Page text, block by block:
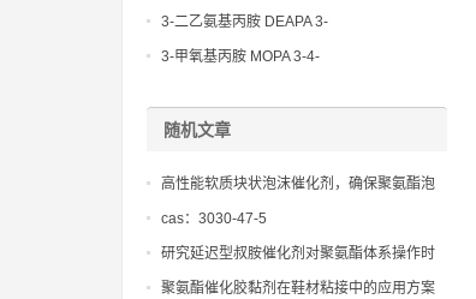
No10563-26-5
(dimethylamino)propyllpropane-1,3-
diamine CAS No10563-29-8
3-二乙氨基丙胺 DEAPA 3-
(Diethylamino)propylamine CAS No 104-
3-甲氧基丙胺 MOPA 3-4-
随机文章
高性能软质块状泡沫催化剂，确保聚氨酯泡
沫具有均匀且开放的泡孔结构
cas：3030-47-5
研究延迟型叔胺催化剂对聚氨酯体系操作时
间的延长效果
聚氨酯催化胶黏剂在鞋材粘接中的应用方案